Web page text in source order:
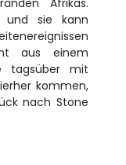
Afrikas.
und sie kann
aus einem
tagsüber mit
kommen,
nach Stone